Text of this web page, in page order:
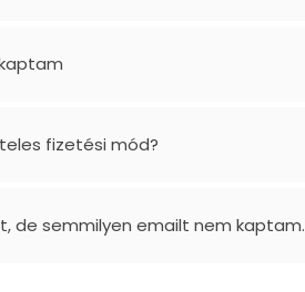
fizetési mód?
de semmilyen emailt nem kaptam.